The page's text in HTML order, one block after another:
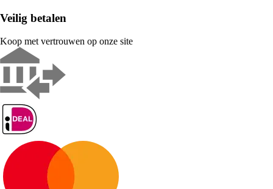
Veilig betalen
Koop met vertrouwen op onze site